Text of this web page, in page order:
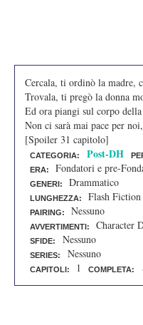
Cercala, ti ordinò la madre,
Trovala, ti pregò la donna
Ed ora piangi sul corpo
Non ci sarà mai pace per
[Spoiler 31 capitolo]
CATEGORIA: Post-DH
ERA: Fondatori e pre-
GENERI: Drammatico
LUNGHEZZA: Flash
PAIRING: Nessuno
AVVERTIMENTI: Character
SFIDE: Nessuno
SERIES: Nessuno
CAPITOLI: 1 COMPLETA: